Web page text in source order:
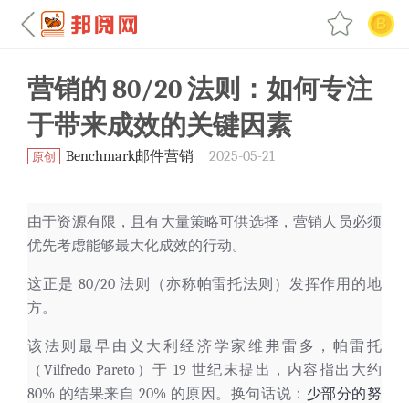
营销的 80/20 法则：如何专注
于带来成效的关键因素
原创 Benchmark邮件营销 2025-05-21
由于资源有限，且有大量策略可供选择，营销人员必须
优先考虑能够最大化成效的行动。
这正是 80/20 法则（亦称帕雷托法则 ）发挥作用的地
方。
该法则最早由义大利经济学家维弗雷多，帕雷托
（Vilfredo Pareto）于 19 世纪末提出，内容指出大约
80% 的结果来自 20% 的原因。换句话说： 少部分的努